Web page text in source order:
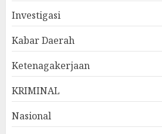
Investigasi
Kabar Daerah
Ketenagakerjaan
KRIMINAL
Nasional